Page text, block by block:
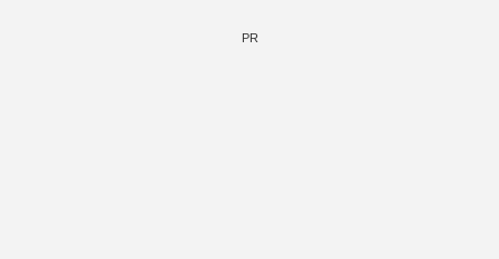
PR